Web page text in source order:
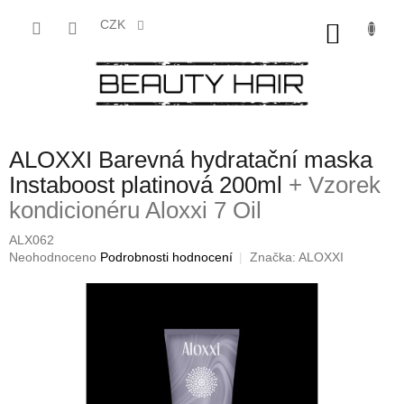
CZK
ALOXXI Barevná hydratační maska
Instaboost platinová 200ml + Vzorek
kondicionéru Aloxxi 7 Oil
ALX062
Průměrné
Neohodnoceno Podrobnosti hodnocení Značka: ALOXXI